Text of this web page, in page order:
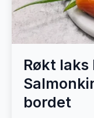
Røkt laks
bordet